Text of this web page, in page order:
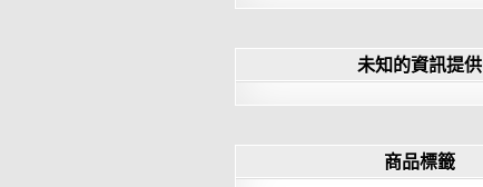
未知的資訊提供
商品標籤